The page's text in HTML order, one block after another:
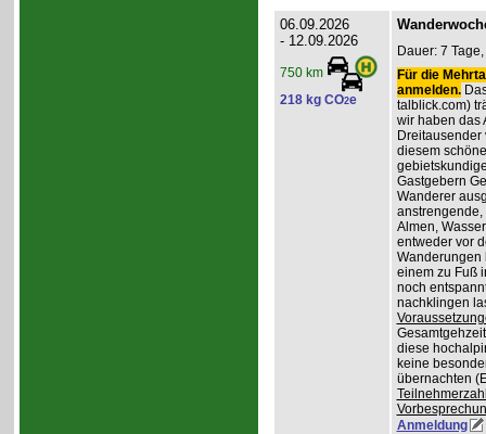
06.09.2026
- 12.09.2026
750 km
218 kg CO2e
Dauer: 7
Für die
anmelden.
talblick.com)
wir haben das
diesem
Gastgebern
Wanderer
Almen,
entweder vor
Wanderungen
einem zu Fuß
noch
nachklingen
diese
keine
übernachten
Anmeldung